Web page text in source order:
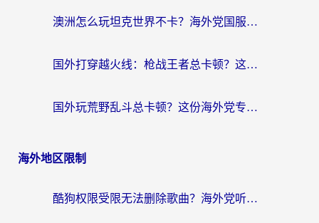
澳洲怎么玩坦克世界不卡？海外党国服游戏加速终极指南（附逆战奇妙碰碰车解决方案）
国外打穿越火线：枪战王者总卡顿？这篇加速器推荐下载指南帮你解决延迟难题
国外玩荒野乱斗总卡顿？这份海外党专属的国服游戏加速攻略请收好
海外地区限制
酷狗权限受限无法删除歌曲？海外党听国内音乐的终极解决方案来了